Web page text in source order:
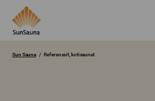
Sun Sauna Referenssit, kotisaunat